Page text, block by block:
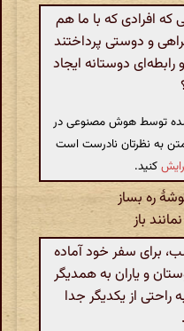
افرادی که با ما هم
و دوستی پرداختند
رابطه‌ای دوستانه ایجاد
شده توسط هوش مصنوعی در
متن به نظرتان نادرست است
کنید.
ره بساز
باز
برای سفر خود آماده
و یاران به همدیگر
از یکدیگر جدا